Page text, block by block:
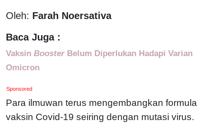
Oleh: Farah Noersativa
Baca Juga :
Vaksin Booster Belum Diperlukan Hadapi Varian
Omicron
Sponsored
Para ilmuwan terus mengembangkan formula
vaksin Covid-19 seiring dengan mutasi virus.